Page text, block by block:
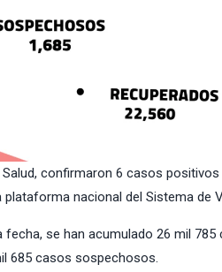
confirmaron 6 casos
nacional del Sistema de
se han acumulado 26 mil
685 casos sospechosos.